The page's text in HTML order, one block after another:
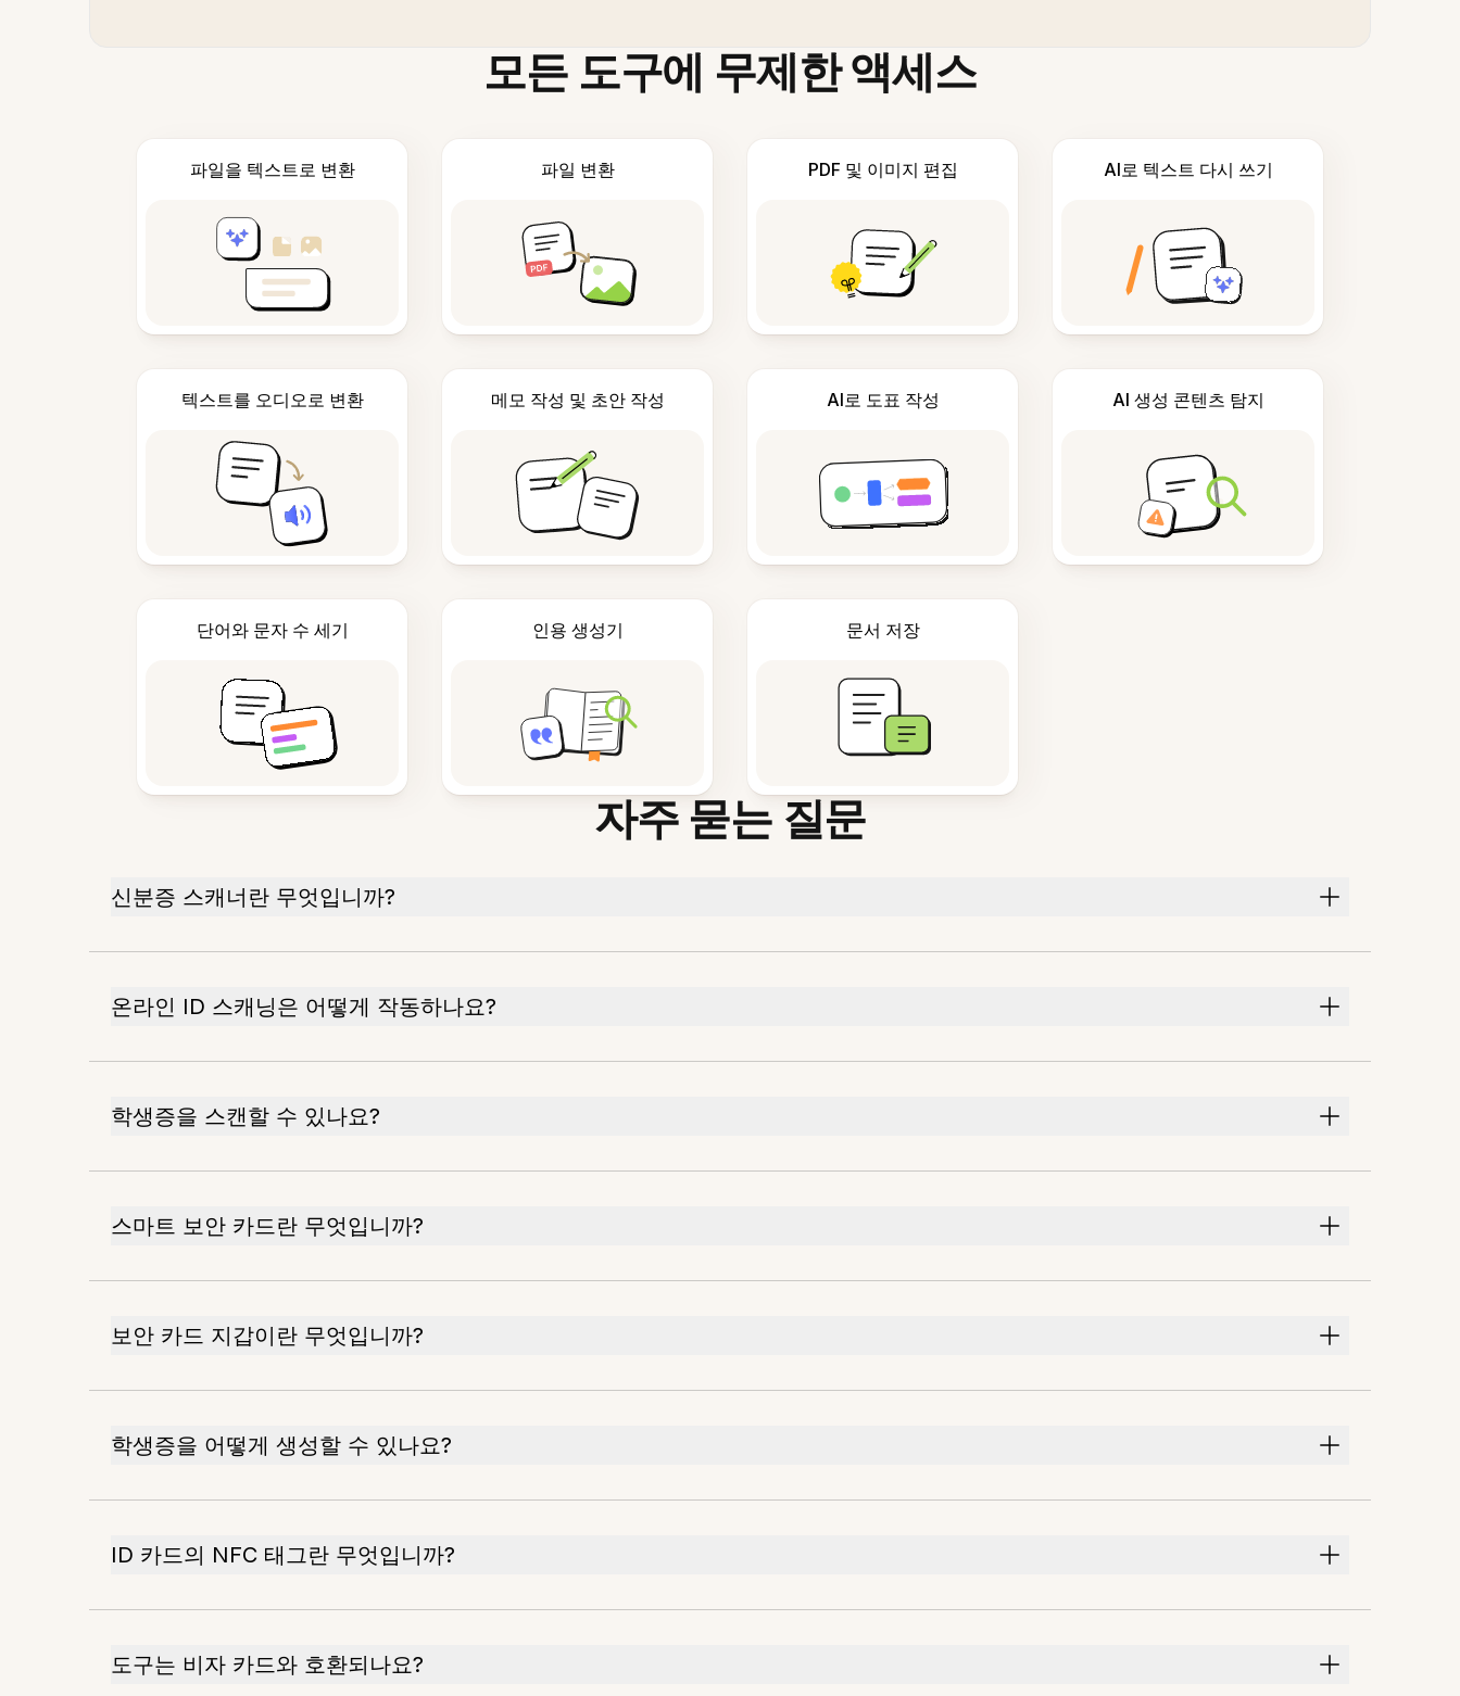
모든 도구에 무제한 액세스
파일을 텍스트로 변환 파일 변환 PDF 및 이미지 편집 AI로 텍스트 다시 쓰기
텍스트를 오디오로 변환 메모 작성 및 초안 작성 AI로 도표 작성 AI 생성 콘텐츠 탐지
단어와 문자 수 세기 인용 생성기 문서 저장
자주 묻는 질문
신분증 스캐너란 무엇입니까?
온라인 ID 스캐닝은 어떻게 작동하나요?
학생증을 스캔할 수 있나요?
스마트 보안 카드란 무엇입니까?
보안 카드 지갑이란 무엇입니까?
학생증을 어떻게 생성할 수 있나요?
ID 카드의 NFC 태그란 무엇입니까?
도구는 비자 카드와 호환되나요?